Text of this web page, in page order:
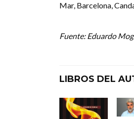
Mar, Barcelona,
Fuente: Eduardo
LIBROS DEL